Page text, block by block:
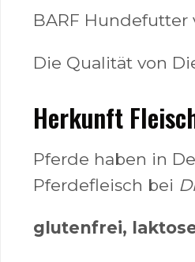
BARF
Die Qualität von
Herkunft
Pferde haben in
Pferdefleisch bei
glutenfrei,